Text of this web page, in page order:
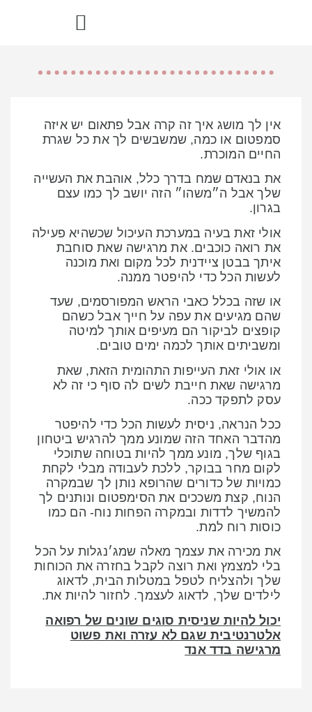
אין לך מושג איך זה קרה אבל פתאום יש איזה
סמפטום או כמה, שמשבשים לך את כל שגרת
החיים המוכרת.
את בנאדם שמח בדרך כלל, אוהבת את העשייה
שלך אבל ה״משהו״ הזה יושב לך כמו עצם
בגרון.
אולי זאת בעיה במערכת העיכול שכשהיא פעילה
את רואה כוכבים. את מרגישה שאת סוחבת
איתך בבטן ציידנית לכל מקום ואת מוכנה
לעשות הכל כדי להיפטר ממנה.
או שזה בכלל כאבי הראש המפורסמים, שעד
שהם מגיעים את עפה על חייך אבל כשהם
קופצים לביקור הם מעיפים אותך למיטה
ומשביתים אותך לכמה ימים טובים.
או אולי זאת העייפות התהומית הזאת, שאת
מרגישה שאת חייבת לשים לה סוף כי זה לא
עסק לתפקד ככה.
ככל הנראה, ניסית לעשות הכל כדי להיפטר
מהדבר האחד הזה שמונע ממך להרגיש ביטחון
בגוף שלך, מונע ממך להיות בטוחה שתוכלי
לקום מחר בבוקר, ללכת לעבודה מבלי לקחת
כמויות של כדורים שהרופא נותן לך שבמקרה
הנוח, קצת משככים את הסימפטום ונותנים לך
להמשיך לדדות ובמקרה הפחות נוח- הם כמו
כוסות רוח למת.
את מכירה את עצמך מאלה שמג׳נגלות על הכל
בלי למצמץ ואת רוצה לקבל בחזרה את הכוחות
שלך ולהצליח לטפל במטלות הבית, לדאוג
לילדים שלך, לדאוג לעצמך. לחזור להיות את.
יכול להיות שניסית סוגים שונים של רפואה
אלטרנטיבית שגם לא עזרה ואת פשוט
מרגישה בדד אנד